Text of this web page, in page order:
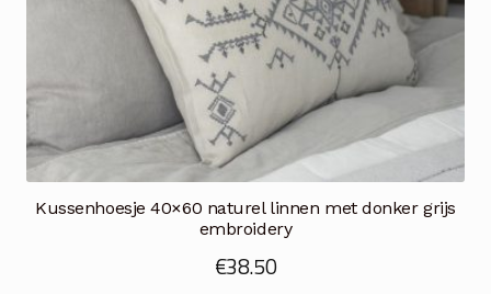
Kussenhoesje 40×60 naturel linnen met donker grijs
embroidery
€38.50